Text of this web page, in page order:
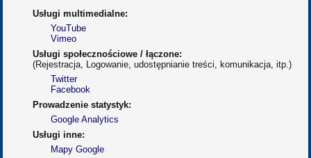
Usługi multimedialne:
YouTube
Vimeo
Usługi społecznościowe / łączone:
(Rejestracja, Logowanie, udostępnianie treści, komunikacja, itp.)
Twitter
Facebook
Prowadzenie statystyk:
Google Analytics
Usługi inne:
Mapy Google